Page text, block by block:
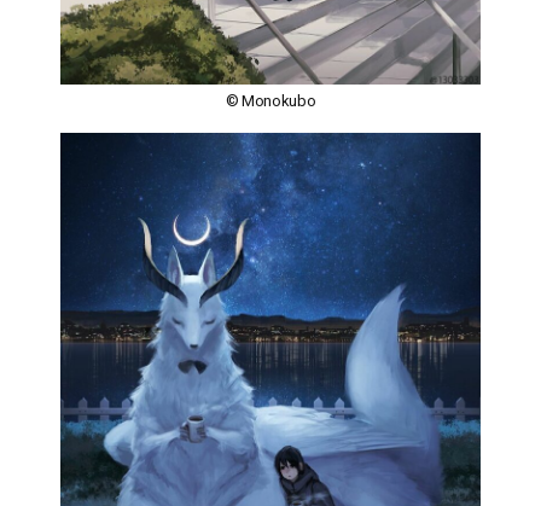
© Monokubo